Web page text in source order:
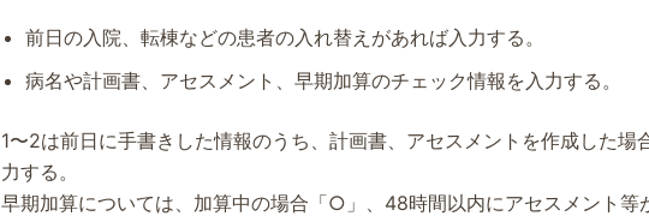
前日の入院、転棟などの患者の入れ替えがあれば入力する。
病名や計画書、アセスメント、早期加算のチェック情報を入力する。
1〜2は前日に手書きした情報のうち、計画書、アセスメントを作成した
力する。
早期加算については、加算中の場合「○」、48時間以内にアセスメント等